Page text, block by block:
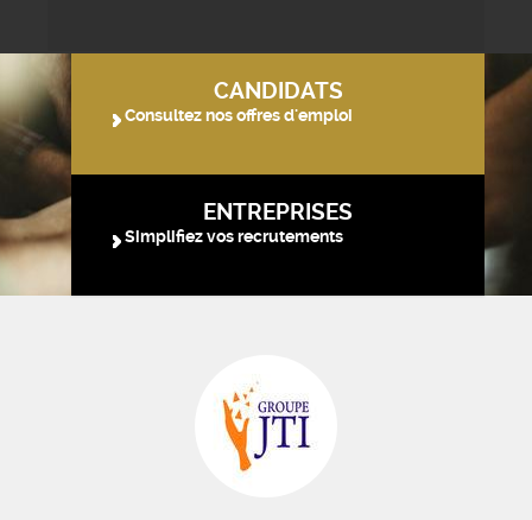
CANDIDATS
Consultez nos offres d'emploi
ENTREPRISES
Simplifiez vos recrutements